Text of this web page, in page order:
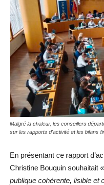
Malgré la chaleur, les conseillers
sur les rapports d'activité et les bilans
En présentant ce rapport
Christine Bouquin souhaitait
publique cohérente, lisible et